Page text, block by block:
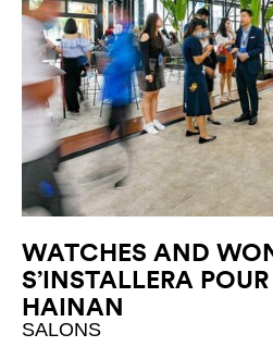
WATCHES AND
S’INSTALLERA
HAINAN
SALONS